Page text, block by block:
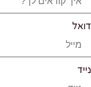
דואל
נייד